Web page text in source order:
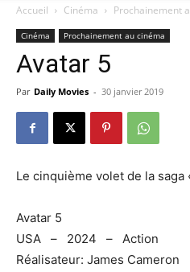
Accueil Cinéma Prochainement
Cinéma Prochainement au cinéma
Avatar 5
Par Daily Movies - 30 janvier 2019
Le cinquième volet de la saga
Avatar 5
USA – 2024 – Action
Réalisateur: James Cameron